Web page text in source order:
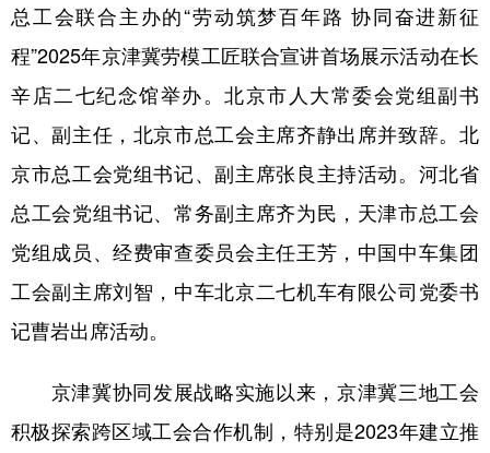
多语种频道
English Español Français عربى
Русский язык 日本語 한국어
Deutsch Português
总工会联合主办的“劳动筑梦百年路 协同奋进新征
程”2025年京津冀劳模工匠联合宣讲首场展示活动在长
辛店二七纪念馆举办。北京市人大常委会党组副书
记、副主任，北京市总工会主席齐静出席并致辞。北
京市总工会党组书记、副主席张良主持活动。河北省
总工会党组书记、常务副主席齐为民，天津市总工会
党组成员、经费审查委员会主任王芳，中国中车集团
工会副主席刘智，中车北京二七机车有限公司党委书
记曹岩出席活动。
京津冀协同发展战略实施以来，京津冀三地工会
积极探索跨区域工会合作机制，特别是2023年建立推